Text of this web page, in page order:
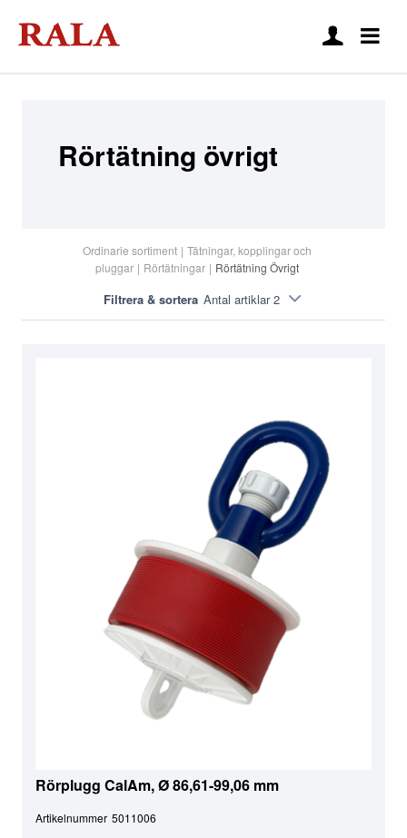
Rörtätning övrigt
Ordinarie sortiment | Tätningar, kopplingar och
pluggar | Rörtätningar | Rörtätning Övrigt
Filtrera & sortera Antal artiklar 2
Rörplugg CalAm, Ø 86,61-99,06 mm
Artikelnummer 5011006